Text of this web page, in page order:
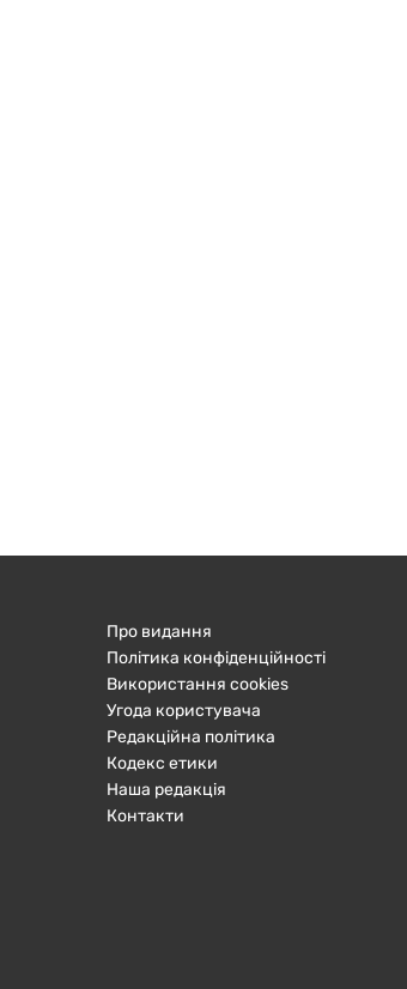
Про видання
Політика конфіденційності
Використання cookies
Угода користувача
Редакційна політика
Кодекс етики
Наша редакція
Контакти